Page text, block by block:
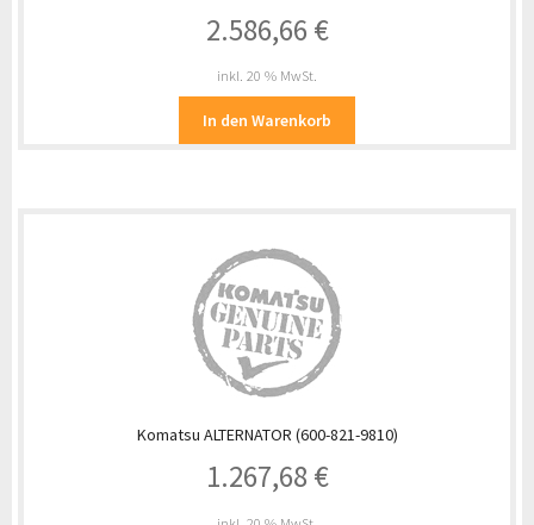
2.586,66 €
inkl. 20 % MwSt.
In den Warenkorb
Komatsu ALTERNATOR (600-821-9810)
1.267,68 €